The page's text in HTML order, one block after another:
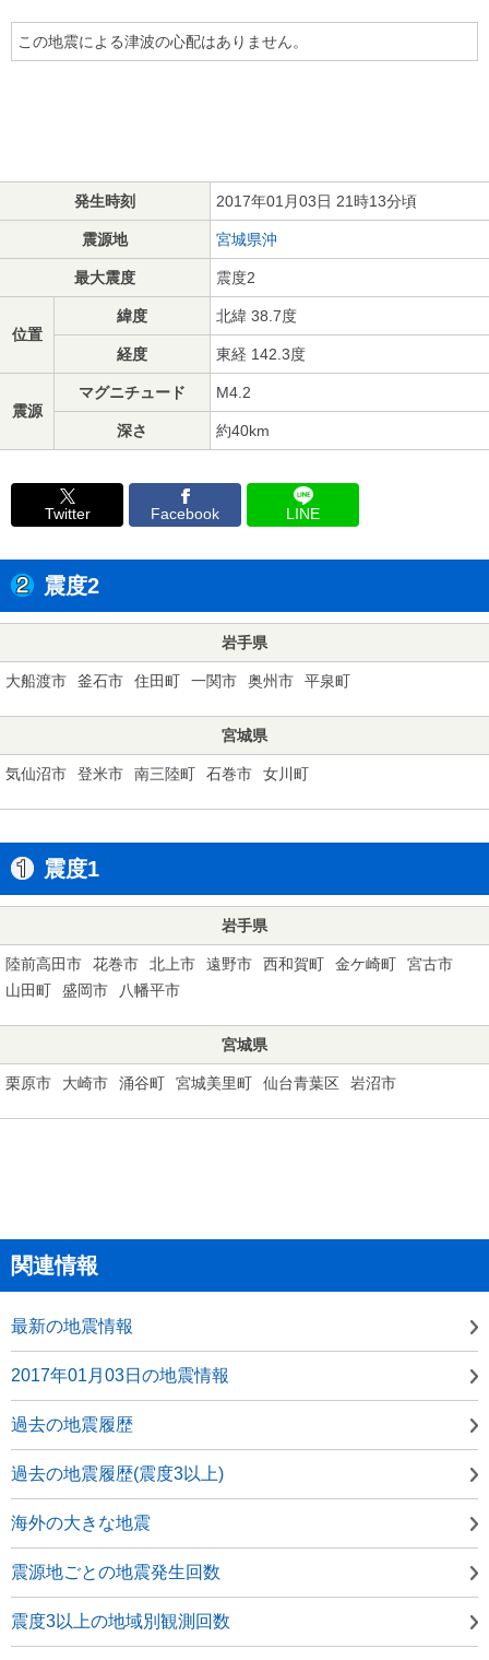
この地震による津波の心配はありません。
発生時刻 2017年01月03日 21時13分頃
震源地 宮城県沖
最大震度 震度2
位置
緯度 北緯 38.7度
経度 東経 142.3度
震源
マグニチュード M4.2
深さ 約40km
Twitter Facebook LINE
震度2
岩手県
大船渡市 釜石市 住田町 一関市 奥州市 平泉町
宮城県
気仙沼市 登米市 南三陸町 石巻市 女川町
震度1
岩手県
陸前高田市 花巻市 北上市 遠野市 西和賀町 金ケ崎町
宮古市
山田町
盛岡市 八幡平市
宮城県
栗原市 大崎市 涌谷町 宮城美里町 仙台青葉区 岩沼市
関連情報
最新の地震情報
2017年01月03日の地震情報
過去の地震履歴
過去の地震履歴(震度3以上)
海外の大きな地震
震源地ごとの地震発生回数
震度3以上の地域別観測回数